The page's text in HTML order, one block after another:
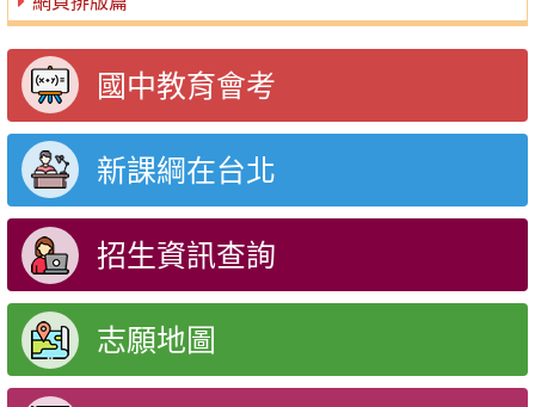
國中教育會考
新課綱在台北
招生資訊查詢
志願地圖